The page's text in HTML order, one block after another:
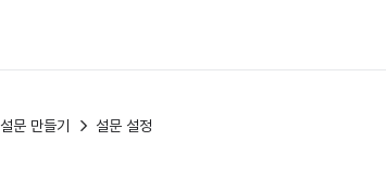
설문 만들기 설문 설정